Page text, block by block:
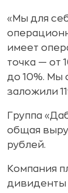
«Мы для
имеет
точка — от
до 10%. Мы
заложили
Группа
общая
рублей.
Компания
дивиденты